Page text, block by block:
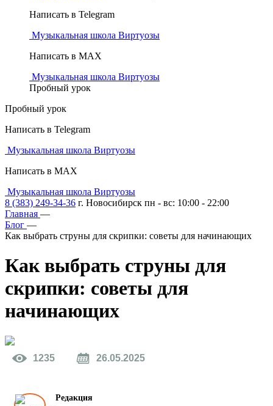
Написать в Telegram
Музыкальная школа Виртуозы
Написать в MAX
Музыкальная школа Виртуозы
Пробный урок
Пробный урок
Написать в Telegram
Музыкальная школа Виртуозы
Написать в MAX
Музыкальная школа Виртуозы
8 (383) 249-34-36 г. Новосибирск пн - вс: 10:00 - 22:00
Главная —
Блог —
Как выбрать струны для скрипки: советы для начинающих
Как выбрать струны для
скрипки: советы для
начинающих
1235 26.05.2025
Редакция